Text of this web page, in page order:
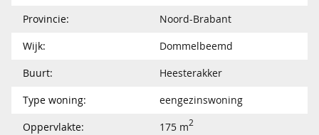
Provincie:
Noord-Brabant
Wijk:
Dommelbeemd
Buurt:
Heesterakker
Type woning:
eengezinswoning
Oppervlakte:
175 m2